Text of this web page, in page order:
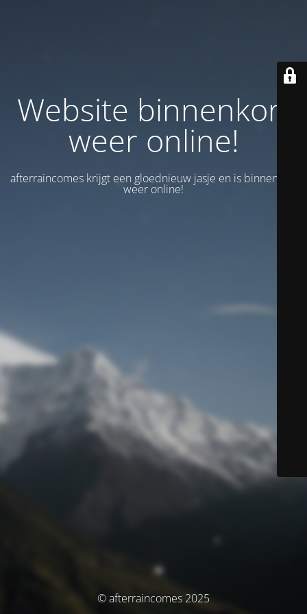
Website binnenkort
weer online!
afterraincomes krijgt een gloednieuw jasje en is binnenkort
weer online!
© afterraincomes 2025